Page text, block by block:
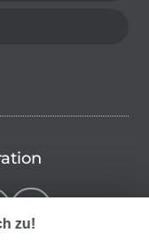
zu!